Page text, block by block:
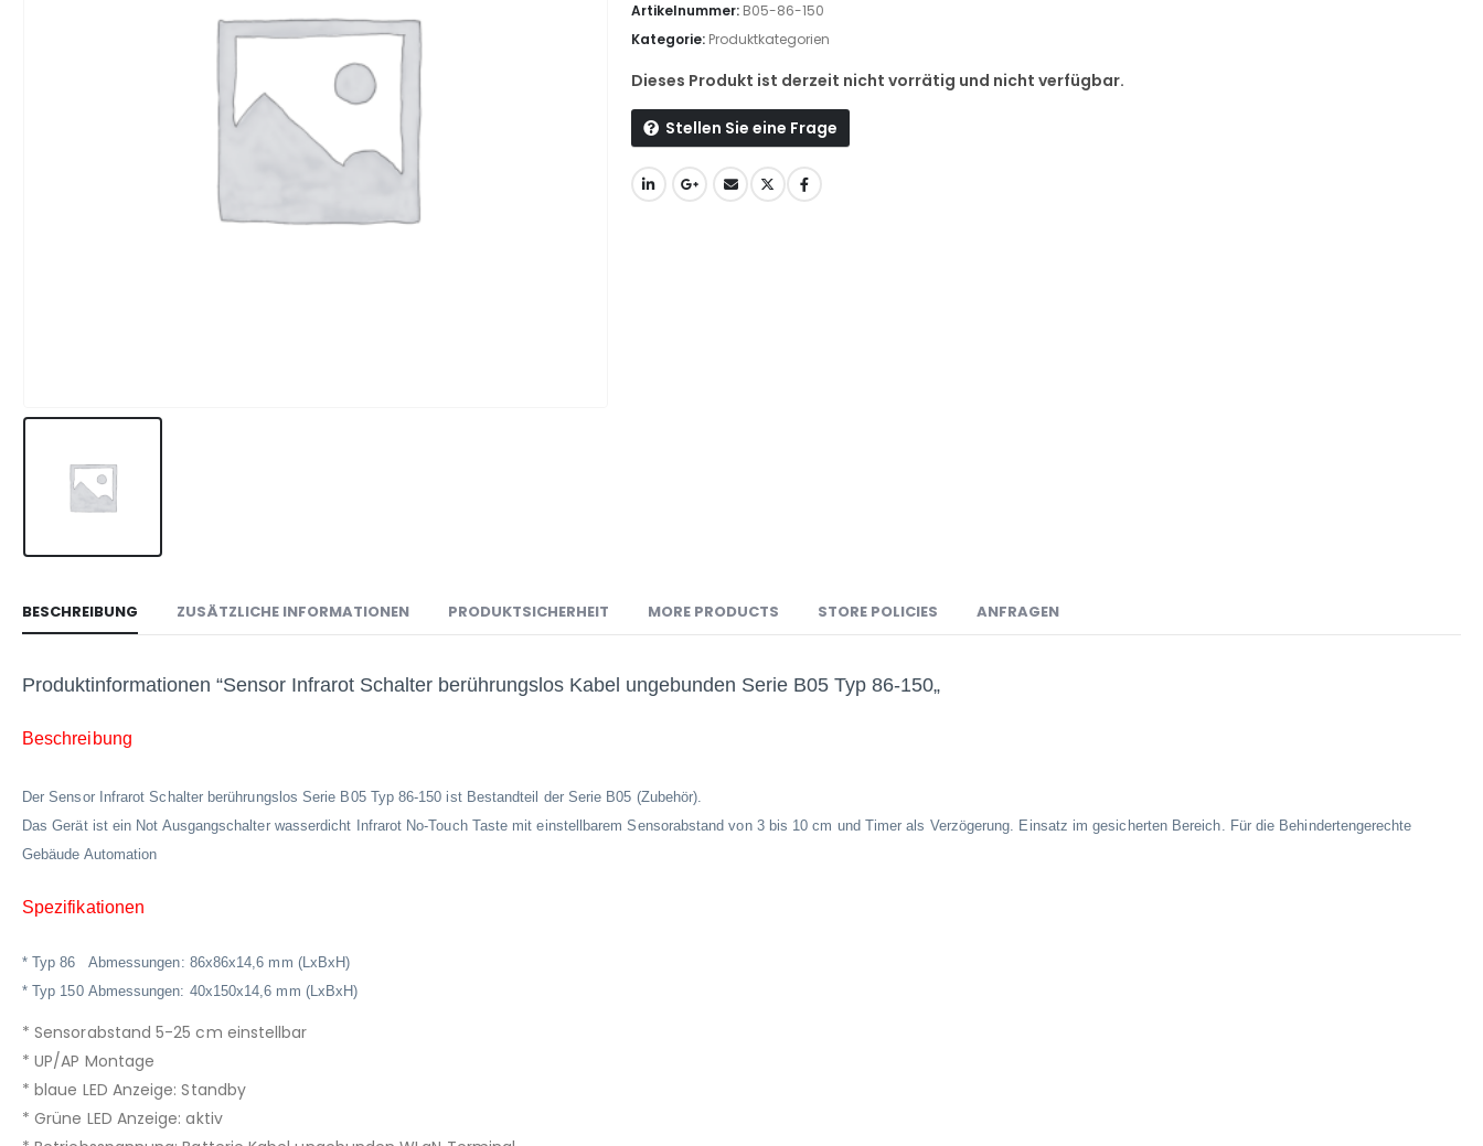
Artikelnummer: B05-86-150
Kategorie: Produktkategorien
Dieses Produkt ist derzeit nicht vorrätig und nicht verfügbar.
Stellen Sie eine Frage
BESCHREIBUNG ZUSÄTZLICHE INFORMATIONEN PRODUKTSICHERHEIT MORE PRODUCTS STORE POLICIES ANFRAGEN
Produktinformationen “Sensor Infrarot Schalter berührungslos Kabel ungebunden Serie B05 Typ 86-150„
Beschreibung
Der Sensor Infrarot Schalter berührungslos Serie B05 Typ 86-150 ist Bestandteil der Serie B05 (Zubehör).
Das Gerät ist ein Not Ausgangschalter wasserdicht Infrarot No-Touch Taste mit einstellbarem Sensorabstand von 3 bis 10 cm und Timer als Verzögerung. Einsatz im gesicherten Bereich. Für die Behindertengerechte
Gebäude Automation
Spezifikationen
* Typ 86 Abmessungen: 86x86x14,6 mm (LxBxH)
* Typ 150 Abmessungen: 40x150x14,6 mm (LxBxH)
* Sensorabstand 5-25 cm einstellbar
* UP/AP Montage
* blaue LED Anzeige: Standby
* Grüne LED Anzeige: aktiv